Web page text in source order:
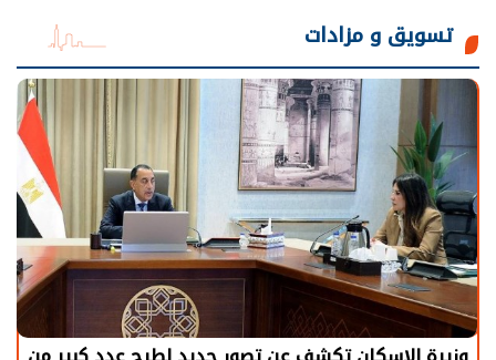
تسويق و مزادات